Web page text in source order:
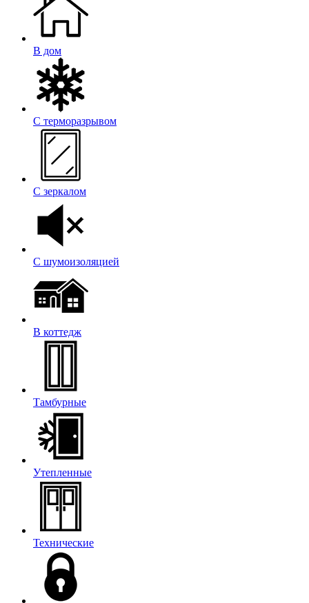
В дом
С терморазрывом
С зеркалом
С шумоизоляцией
В коттедж
Тамбурные
Утепленные
Технические